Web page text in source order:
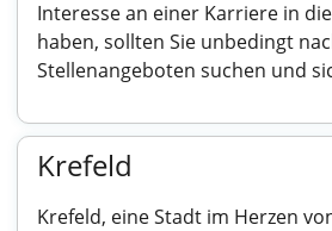
Interesse an einer Karriere in
haben, sollten Sie unbedingt
Stellenangeboten suchen und
Krefeld
Krefeld, eine Stadt im Herzen